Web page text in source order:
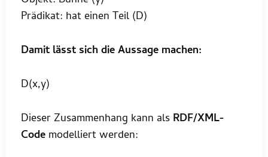
Prädikat: hat einen Teil (D)
Damit lässt sich die Aussage machen:
D(x,y)
Dieser Zusammenhang kann als RDF/XML-
Code modelliert werden: